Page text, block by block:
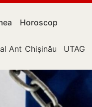
Horoscop
Anticorupție
Chișinău UTAG